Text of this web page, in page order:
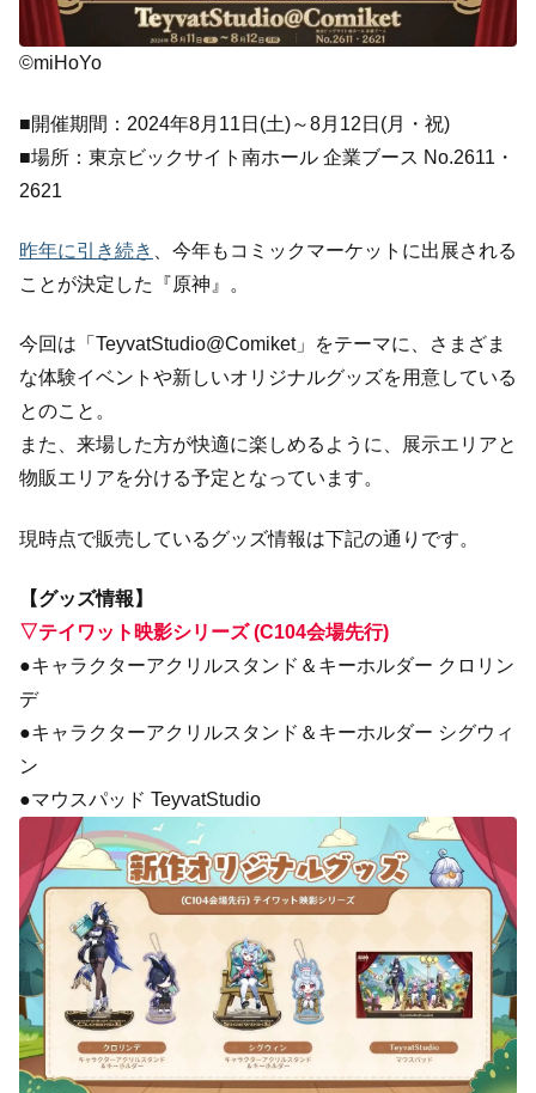
©miHoYo
■開催期間：2024年8月11日(土)～8月12日(月・祝)
■場所：東京ビックサイト南ホール 企業ブース No.2611・
2621
昨年に引き続き
、今年もコミックマーケットに出展される
ことが決定した『原神』。
今回は「TeyvatStudio@Comiket」をテーマに、さまざま
な体験イベントや新しいオリジナルグッズを用意している
とのこと。
また、来場した方が快適に楽しめるように、展示エリアと
物販エリアを分ける予定となっています。
現時点で販売しているグッズ情報は下記の通りです。
【グッズ情報】
▽テイワット映影シリーズ (C104会場先行)
●キャラクターアクリルスタンド＆キーホルダー クロリン
デ
●キャラクターアクリルスタンド＆キーホルダー シグウィ
ン
●マウスパッド TeyvatStudio